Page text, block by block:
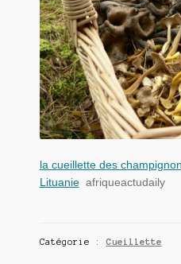
la cueillette des
Lituanie afriqueactudaily
Catégorie : Cueillette